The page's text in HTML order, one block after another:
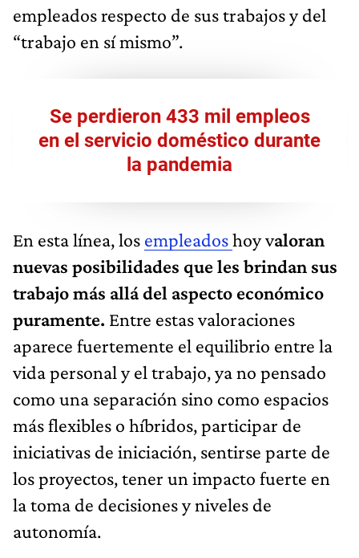
empleados respecto de sus trabajos y del
“trabajo en sí mismo”.
Se perdieron 433 mil empleos
en el servicio doméstico durante
la pandemia
En esta línea, los empleadoshoy valoran
nuevas posibilidades que les brindan sus
trabajo más allá del aspecto económico
puramente. Entre estas valoraciones
aparece fuertemente el equilibrio entre la
vida personal y el trabajo, ya no pensado
como una separación sino como espacios
más flexibles o híbridos, participar de
iniciativas de iniciación, sentirse parte de
los proyectos, tener un impacto fuerte en
la toma de decisiones y niveles de
autonomía.